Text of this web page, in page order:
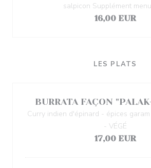
salpicon Supplément
16,00 EUR
LES PLATS
BURRATA FAÇON
Curry indien d'épinard - épices
- VÉGÉ
17,00 EUR